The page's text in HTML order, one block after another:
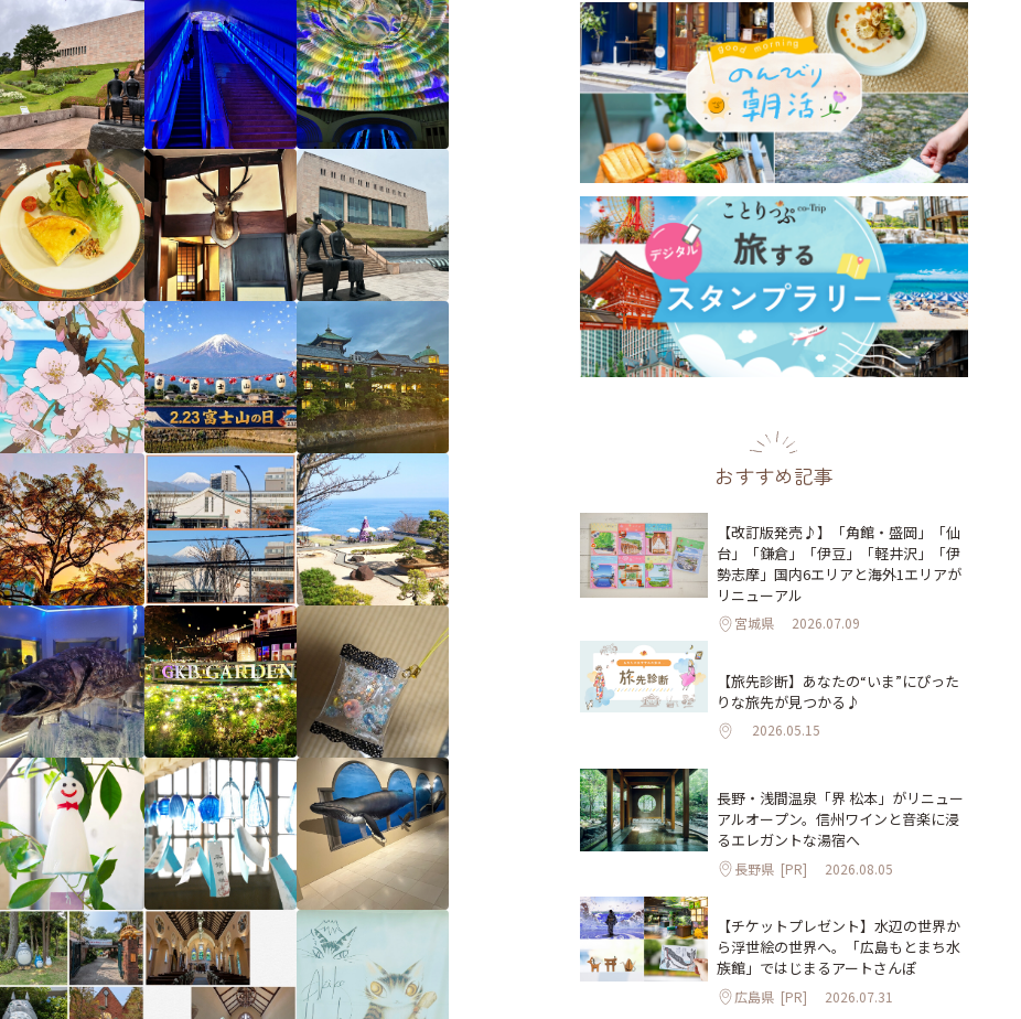
おすすめ記事
【改訂版発売♪】「角館・盛岡」「仙
台」「鎌倉」「伊豆」「軽井沢」「伊
勢志摩」国内6エリアと海外1エリアが
リニューアル
宮城県 2026.07.09
【旅先診断】あなたの“いま”にぴった
りな旅先が見つかる♪
2026.05.15
長野・浅間温泉「界 松本」がリニュー
アルオープン。信州ワインと音楽に浸
るエレガントな湯宿へ
長野県 [PR] 2026.08.05
【チケットプレゼント】水辺の世界か
ら浮世絵の世界へ。「広島もとまち水
族館」ではじまるアートさんぽ
広島県 [PR] 2026.07.31